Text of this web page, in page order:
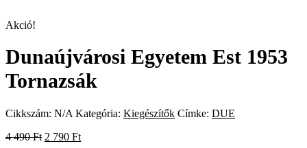
Akció!
Dunaújvárosi Egyetem Est 1953
Tornazsák
Cikkszám: N/A Kategória: Kiegészítők Címke: DUE
4 490Ft Original
2 790 FtCurrent